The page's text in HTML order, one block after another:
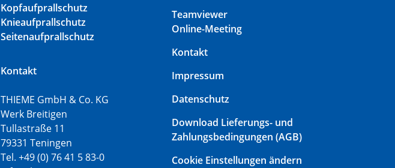
Kopfaufprallschutz
Knieaufprallschutz
Seitenaufprallschutz
Kontakt
THIEME GmbH & Co. KG
Werk Breitigen
Tullastraße 11
79331 Teningen
Tel. +49 (0) 76 41 5 83-0
Teamviewer
Online-Meeting
Kontakt
Impressum
Datenschutz
Download Lieferungs- und
Zahlungsbedingungen (AGB)
Cookie Einstellungen ändern